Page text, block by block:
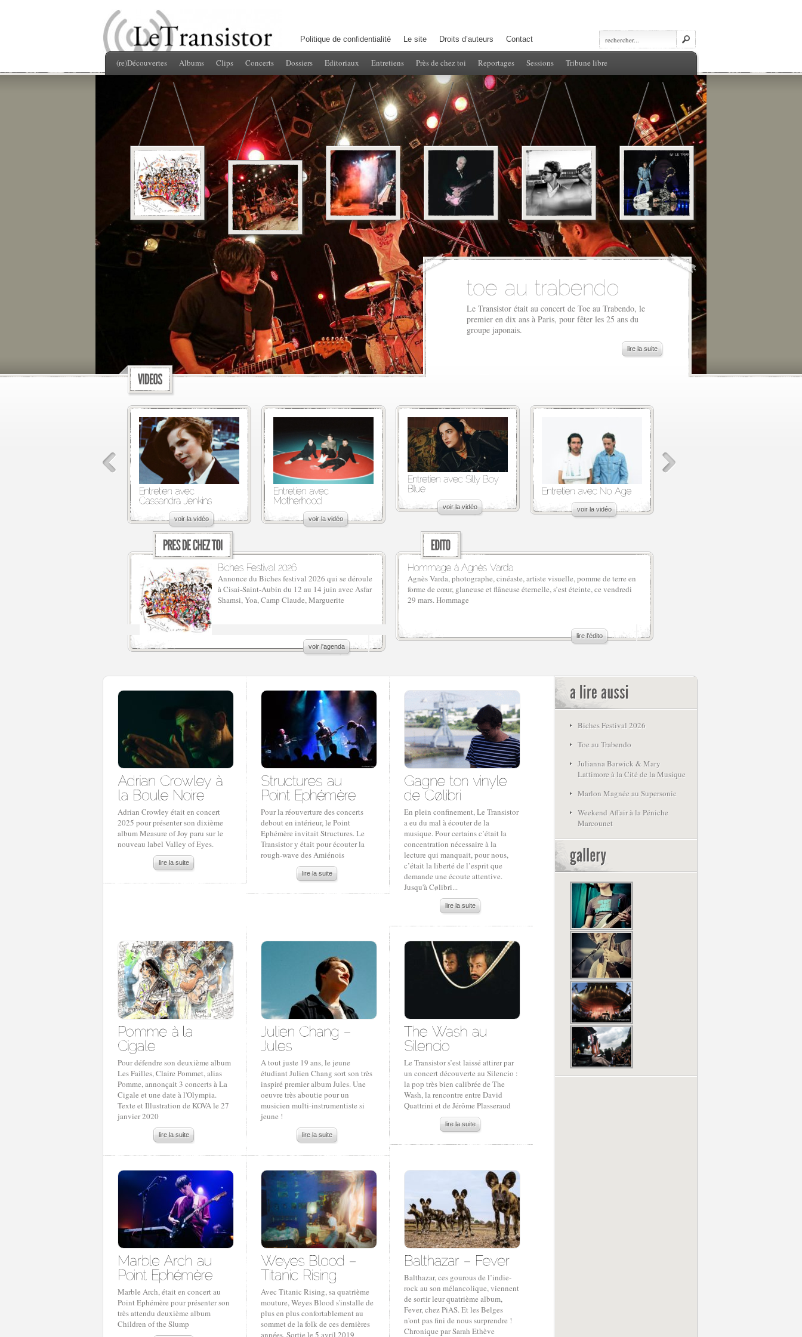
Politique de confidentialité Le site Droits d’auteurs Contact
(re)Découvertes Albums Clips Concerts Dossiers Editoriaux Entretiens Près de chez toi Reportages Sessions Tribune libre
Le Transistor était au concert de Toe au Trabendo, le
premier en dix ans à Paris, pour fêter les 25 ans du
groupe japonais.
lire la suite
voir la vidéo voir la vidéo
voir la vidéo voir la vidéo
Annonce du Biches festival 2026 qui se déroule
à Cisai-Saint-Aubin du 12 au 14 juin avec Asfar
Shamsi, Yoa, Camp Claude, Marguerite
voir l'agenda
Agnès Varda, photographe, cinéaste, artiste visuelle, pomme de terre en
forme de cœur, glaneuse et flâneuse éternelle, s’est éteinte, ce vendredi
29 mars. Hommage
lire l'édito
Adrian Crowley était en concert
2025 pour présenter son dixième
album Measure of Joy paru sur le
nouveau label Valley of Eyes.
lire la suite
Pour la réouverture des concerts
debout en intérieur, le Point
Ephémère invitait Structures. Le
Transistor y était pour écouter la
rough-wave des Amiénois
lire la suite
En plein confinement, Le Transistor
a eu du mal à écouter de la
musique. Pour certains c’était la
concentration nécessaire à la
lecture qui manquait, pour nous,
c’était la liberté de l’esprit que
demande une écoute attentive.
Jusqu'à Cølibri...
lire la suite
Pour défendre son deuxième album
Les Failles, Claire Pommet, alias
Pomme, annonçait 3 concerts à La
Cigale et une date à l'Olympia.
Texte et Illustration de KOVA le 27
janvier 2020
lire la suite
A tout juste 19 ans, le jeune
étudiant Julien Chang sort son très
inspiré premier album Jules. Une
oeuvre très aboutie pour un
musicien multi-instrumentiste si
jeune !
lire la suite
Le Transistor s’est laissé attirer par
un concert découverte au Silencio :
la pop très bien calibrée de The
Wash, la rencontre entre David
Quattrini et de Jérôme Plasseraud
lire la suite
Marble Arch, était en concert au
Point Ephémère pour présenter son
très attendu deuxième album
Children of the Slump
Avec Titanic Rising, sa quatrième
mouture, Weyes Blood s'installe de
plus en plus confortablement au
sommet de la folk de ces dernières
années. Sortie le 5 avril 2019
Balthazar, ces gourous de l’indie-
rock au son mélancolique, viennent
de sortir leur quatrième album,
Fever, chez PiAS. Et les Belges
n'ont pas fini de nous surprendre !
Chronique par Sarah Ethève
Biches Festival 2026
Toe au Trabendo
Julianna Barwick & Mary
Lattimore à la Cité de la Musique
Marlon Magnée au Supersonic
Weekend Affair à la Péniche
Marcounet